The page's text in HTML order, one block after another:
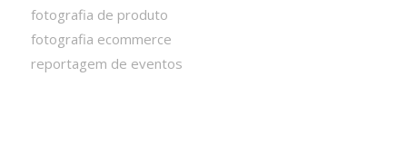
fotografia de produto
fotografia ecommerce
reportagem de eventos